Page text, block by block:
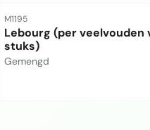
Artikelnummer
M1195
Lebourg (per veelvouden
stuks)
Merk:
Gemengd